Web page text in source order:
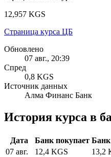
12,957 KGS
Страница курса ЦБ
Обновлено
07 авг., 20:39
Спред
0,8 KGS
Источник данных
Алма Финанс Банк
История курса в
Дата Банк покупает Банк
07 авг.
12,4 KGS
13,2